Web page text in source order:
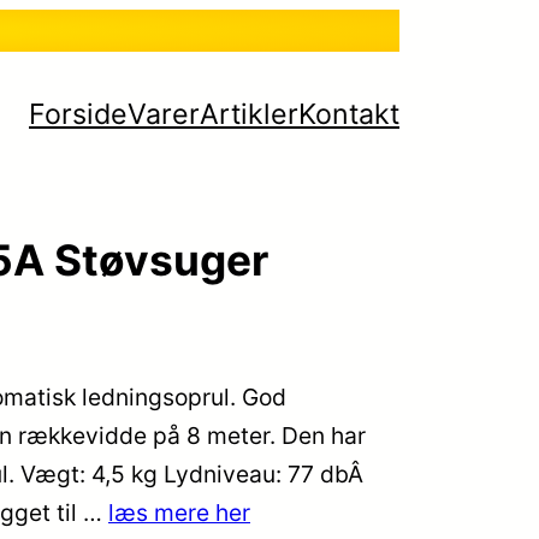
ForsideVarerArtiklerKontakt
Støvsuger
ledningsoprul. God
rækkevidde på 8 meter. Den har
Vægt: 4,5 kg Lydniveau: 77 dbÂ
til … læs mere her